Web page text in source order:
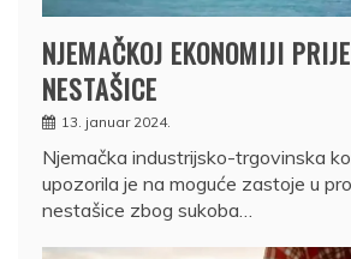
NJEMAČKOJ EKONOMIJI
NESTAŠICE
13. januar 2024.
Njemačka industrijsko-trgovinska
upozorila je na moguće zastoje u
nestašice zbog sukoba…